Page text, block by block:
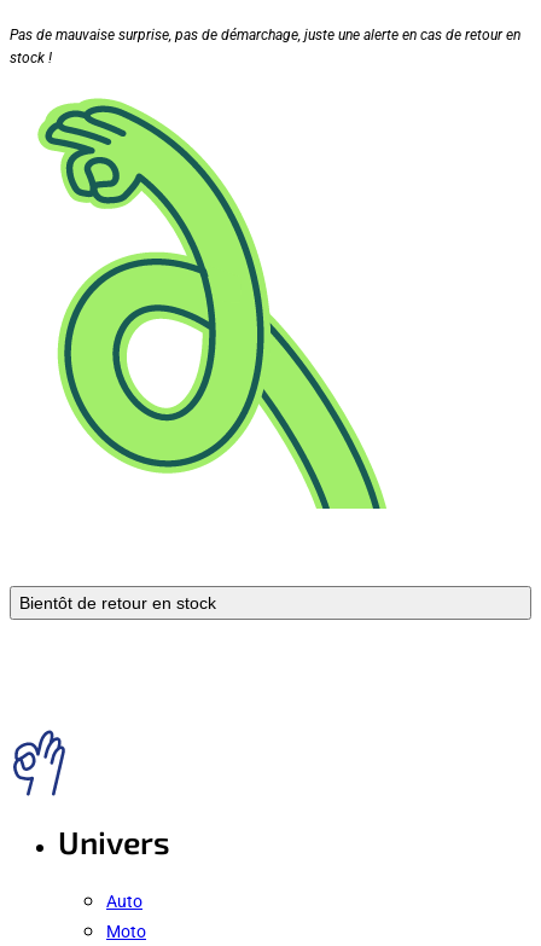
Pas de mauvaise surprise, pas de démarchage, juste une alerte en cas de retour en
stock !
Bientôt de retour en stock
Univers
Auto
Moto